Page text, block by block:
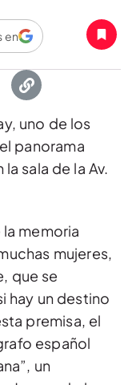
en
uno de los
panorama
sala de la Av.
memoria
mujeres,
que se
hay un destino
premisa, el
español
un